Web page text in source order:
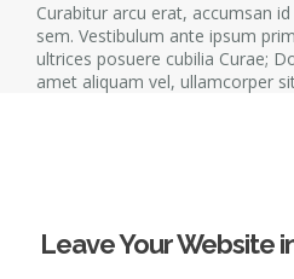
Curabitur arcu erat, accumsan
sem. Vestibulum ante ipsum
ultrices posuere cubilia Curae;
amet aliquam vel, ullamcorper
Leave Your Website